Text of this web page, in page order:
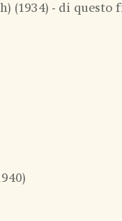
(1934) - di questo